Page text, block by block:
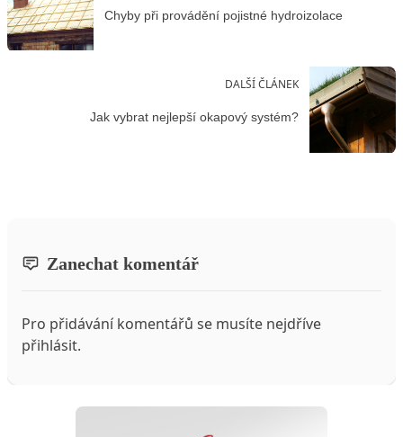
Chyby při provádění pojistné hydroizolace
DALŠÍ ČLÁNEK
Jak vybrat nejlepší okapový systém?
Zanechat komentář
Pro přidávání komentářů se musíte nejdříve
přihlásit.